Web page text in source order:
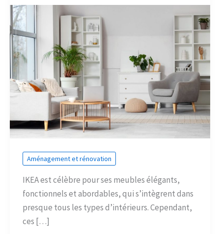
Aménagement et rénovation
IKEA est célèbre pour ses meubles élégants,
fonctionnels et abordables, qui s’intègrent dans
presque tous les types d’intérieurs. Cependant,
ces […]